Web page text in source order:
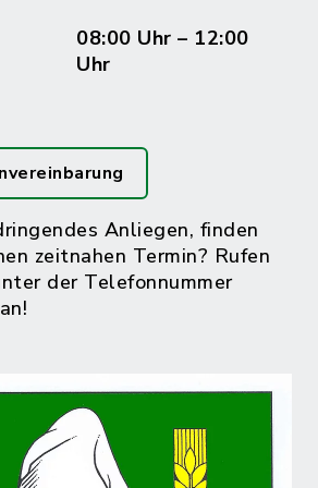
08:00 Uhr – 12:00
Uhr
Anliegen, finden
zeitnahen Termin? Rufen
der Telefonnummer